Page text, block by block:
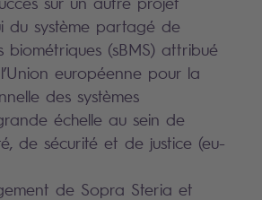
du système partagé de
biométriques (sBMS) attribué
européenne pour la
des systèmes
échelle au sein de
de sécurité et de justice (eu-
de Sopra Steria et